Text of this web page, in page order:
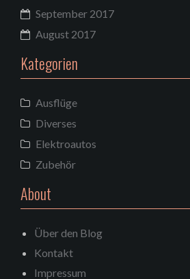
September 2017
August 2017
Kategorien
Ausflüge
Diverses
Elektroautos
Zubehör
About
Über den Blog
Kontakt
Impressum